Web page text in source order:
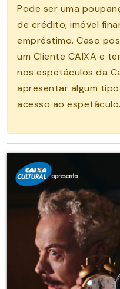
Pode ser uma
de crédito, imóvel
empréstimo. Caso
um Cliente CAIXA e
nos espetáculos da
apresentar algum
acesso ao espetáculo.